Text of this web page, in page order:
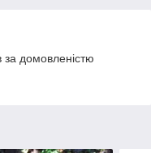
домовленістю